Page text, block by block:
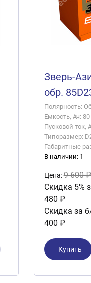
Зверь-
обр.
Полярность:
Емкость, Ач: 80
Пусковой ток,
Типоразмер:
Габаритные
В наличии: 1
Цена:9 600 ₽
Скидка 5%
480 ₽
Скидка за
400 ₽
Купить